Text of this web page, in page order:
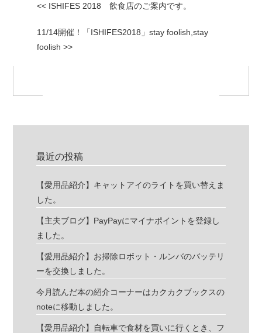
<< ISHIFES 2018 飲食店のご案内です。
11/14開催！「ISHIFES2018」stay foolish,stay
foolish >>
最近の投稿
【愛用品紹介】キャットアイのライトを買い替えま
した。
【主夫ブログ】PayPayにマイナポイントを登録し
ました。
【愛用品紹介】お掃除ロボット・ルンバのバッテリ
ーを交換しました。
今月読んだ本の紹介コーナーはカクカクブックスの
noteに移動しました。
【愛用品紹介】自転車で食材を買いに行くとき、フ